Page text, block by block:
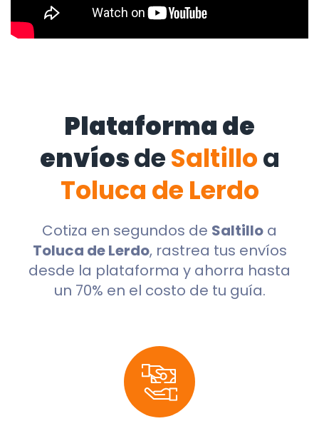
Plataforma de
envíosdeSaltilloa
Toluca de Lerdo
Cotiza en segundos de Saltillo a
Toluca de Lerdo, rastrea tus envíos
desde la plataforma y ahorra hasta
un 70% en el costo de tu guía.